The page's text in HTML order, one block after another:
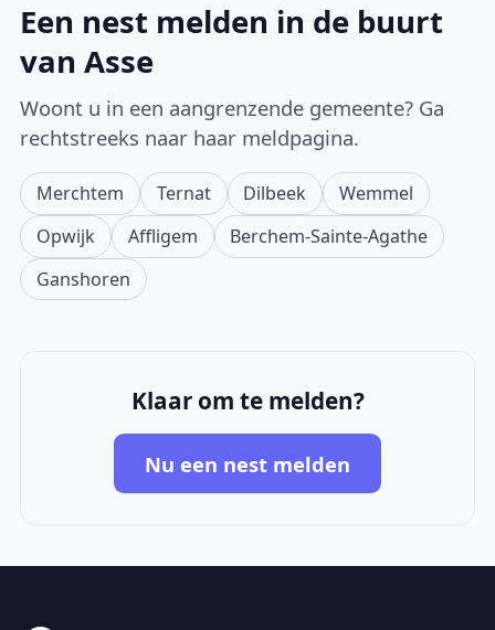
Een nest melden in de buurt
van Asse
Woont u in een aangrenzende gemeente? Ga
rechtstreeks naar haar meldpagina.
Merchtem Ternat Dilbeek
Wemmel
Opwijk
Affligem
Berchem-Sainte-Agathe
Ganshoren
Klaar om te melden?
Nu een nest melden